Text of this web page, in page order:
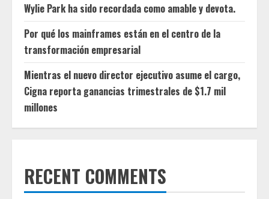
Wylie Park ha sido recordada como amable y devota.
Por qué los mainframes están en el centro de la
transformación empresarial
Mientras el nuevo director ejecutivo asume el cargo,
Cigna reporta ganancias trimestrales de $1.7 mil
millones
RECENT COMMENTS